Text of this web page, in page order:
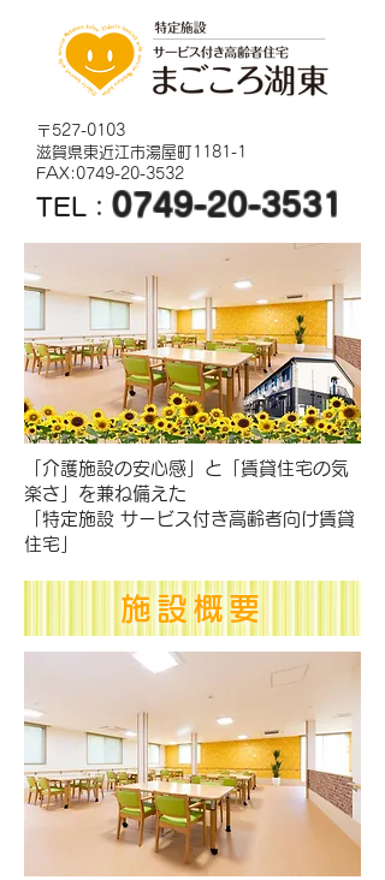
〒527-0103
滋賀県東近江市湯屋町1181-1
FAX:0749-20-3532
TEL： 0749-20-3531
「介護施設の安心感」と「賃貸住宅の気
楽さ」を兼ね備えた
「特定施設 サービス付き高齢者向け賃貸
住宅」
施設概要